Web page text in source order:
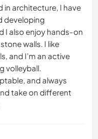
in architecture, I have
developing
I also enjoy hands-on
walls. I like
and I’m an active
volleyball.
and always
take on different